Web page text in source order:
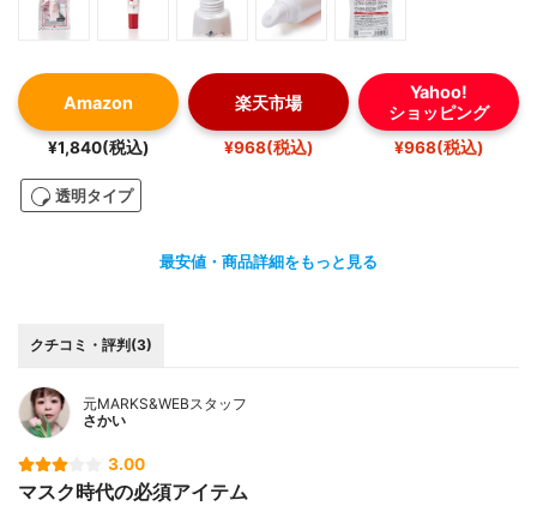
Amazon
¥1,840(税込)
楽天市場
¥968(税込)
Yahoo!
ショッピング
¥968(税込)
透明タイプ
最安値・商品詳細をもっと見る
クチコミ・評判(3)
元MARKS&WEBスタッフ
さかい
3.00
マスク時代の必須アイテム